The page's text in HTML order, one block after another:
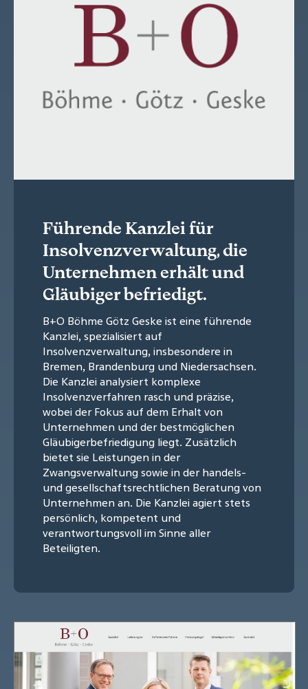
Führende Kanzlei für
Insolvenzverwaltung, die
Unternehmen erhält und
Gläubiger befriedigt.
B+O Böhme Götz Geske ist eine führende
Kanzlei, spezialisiert auf
Insolvenzverwaltung, insbesondere in
Bremen, Brandenburg und Niedersachsen.
Die Kanzlei analysiert komplexe
Insolvenzverfahren rasch und präzise,
wobei der Fokus auf dem Erhalt von
Unternehmen und der bestmöglichen
Gläubigerbefriedigung liegt. Zusätzlich
bietet sie Leistungen in der
Zwangsverwaltung sowie in der handels-
und gesellschaftsrechtlichen Beratung von
Unternehmen an. Die Kanzlei agiert stets
persönlich, kompetent und
verantwortungsvoll im Sinne aller
Beteiligten.